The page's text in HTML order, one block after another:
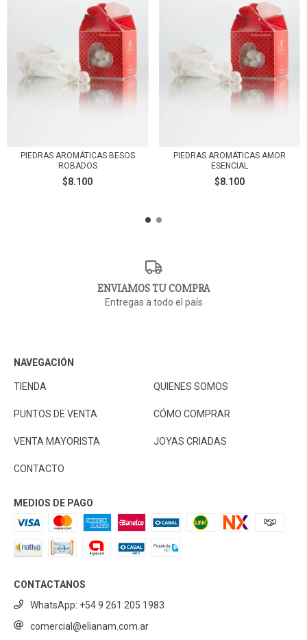
PIEDRAS AROMÁTICAS BESOS
ROBADOS
$8.100
PIEDRAS AROMÁTICAS AMOR
ESENCIAL
$8.100
ENVIAMOS TU COMPRA
Entregas a todo el país
NAVEGACIÓN
TIENDA QUIENES SOMOS
PUNTOS DE VENTA CÓMO COMPRAR
VENTA MAYORISTA JOYAS CRIADAS
CONTACTO
MEDIOS DE PAGO
CONTACTANOS
WhatsApp: +54 9 261 205 1983
comercial@elianam.com.ar